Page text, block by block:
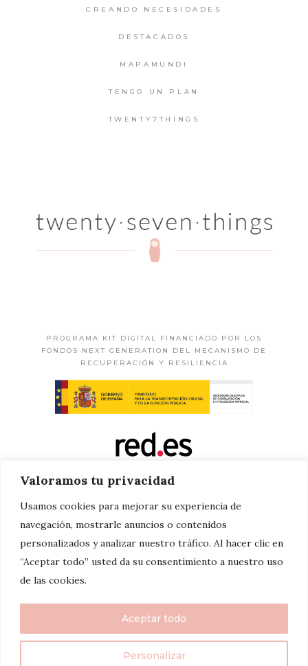
Valoramos tu privacidad
Usamos cookies para mejorar su experiencia de
navegación, mostrarle anuncios o contenidos
personalizados y analizar nuestro tráfico. Al hacer clic en
“Aceptar todo” usted da su consentimiento a nuestro uso
de las cookies.
Personalizar
Aceptar todo
CREANDO NECESIDADES
DESTACADOS
MAPAMUNDI
TENGO UN PLAN
TWENTY7THINGS
PROGRAMA KIT DIGITAL FINANCIADO POR LOS
FONDOS NEXT GENERATION DEL MECANISMO DE
RECUPERACIÓN Y RESILIENCIA